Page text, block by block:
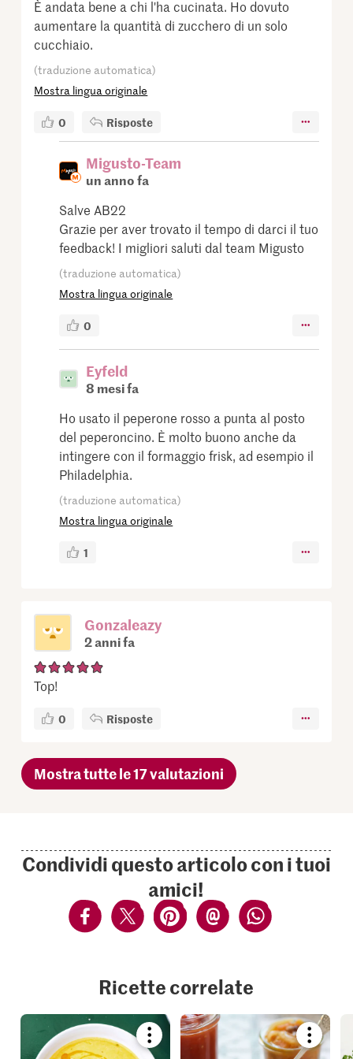
È andata bene a chi l'ha cucinata. Ho dovuto
aumentare la quantità di zucchero di un solo
cucchiaio.
(traduzione automatica)
Mostra lingua originale
0 Risposte
Migusto-Team
un anno fa
Salve AB22
Grazie per aver trovato il tempo di darci il tuo
feedback! I migliori saluti dal team Migusto
(traduzione automatica)
Mostra lingua originale
0
Eyfeld
8 mesi fa
Ho usato il peperone rosso a punta al posto
del peperoncino. È molto buono anche da
intingere con il formaggio frisk, ad esempio il
Philadelphia.
(traduzione automatica)
Mostra lingua originale
1
Gonzaleazy
2 anni fa
Top!
0 Risposte
Mostra tutte le 17 valutazioni
Condividi questo articolo con i tuoi
amici!
Ricette correlate
Bookmark
recipe
recipe